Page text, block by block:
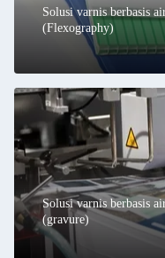
Solusi varnis berbasis
(Flexography)
Solusi varnis berbasis
(gravure)